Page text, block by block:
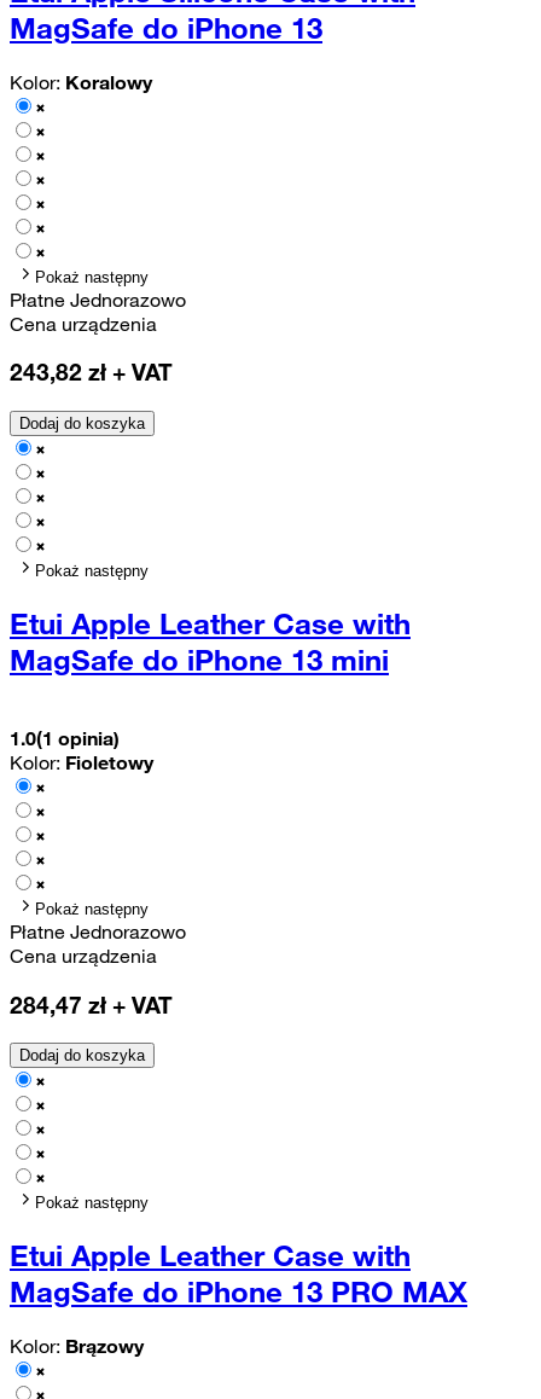
MagSafe do iPhone 13
Kolor: Koralowy
Pokaż następny
Płatne Jednorazowo
Cena urządzenia
243,82 zł + VAT
Dodaj do koszyka
Pokaż następny
Etui Apple Leather Case with
MagSafe do iPhone 13 mini
1.0(1 opinia)
Kolor: Fioletowy
Pokaż następny
Płatne Jednorazowo
Cena urządzenia
284,47 zł + VAT
Dodaj do koszyka
Pokaż następny
Etui Apple Leather Case with
MagSafe do iPhone 13 PRO MAX
Kolor: Brązowy